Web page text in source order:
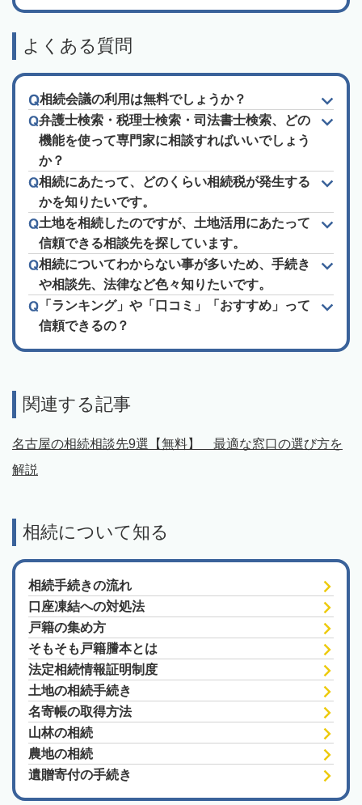
よくある質問
相続会議の利用は無料でしょうか？
弁護士検索・税理士検索・司法書士検索、どの
機能を使って専門家に相談すればいいでしょう
か？
相続にあたって、どのくらい相続税が発生する
かを知りたいです。
土地を相続したのですが、土地活用にあたって
信頼できる相談先を探しています。
相続についてわからない事が多いため、手続き
や相談先、法律など色々知りたいです。
「ランキング」や「口コミ」「おすすめ」って
信頼できるの？
関連する記事
名古屋の相続相談先9選【無料】 最適な窓口の選び方を
解説
相続について知る
相続手続きの流れ
口座凍結への対処法
戸籍の集め方
そもそも戸籍謄本とは
法定相続情報証明制度
土地の相続手続き
名寄帳の取得方法
山林の相続
農地の相続
遺贈寄付の手続き